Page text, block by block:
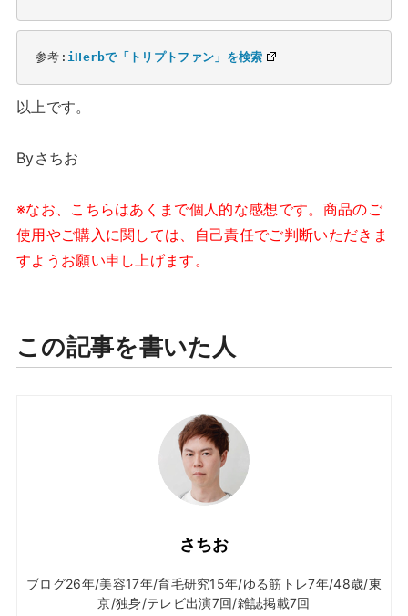
参考: iHerbで「トリプトファン」を検索
以上です。
Byさちお
※なお、こちらはあくまで個人的な感想です。商品のご
使用やご購入に関しては、自己責任でご判断いただきま
すようお願い申し上げます。
この記事を書いた人
さちお
ブログ26年/美容17年/育毛研究15年/ゆる筋トレ7年/48歳/東
京/独身/テレビ出演7回/雑誌掲載7回